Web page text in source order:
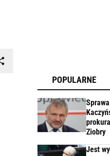
POPULARNE
Ziobry
Jest